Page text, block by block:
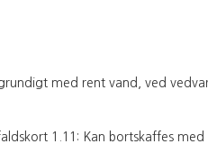
med rent vand, ved
1.11: Kan bortskaffes